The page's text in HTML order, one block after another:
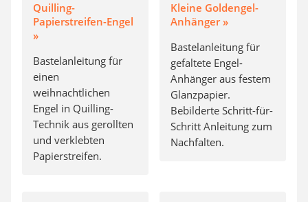
Quilling-
Papierstreifen-Engel
»
Bastelanleitung für
einen
weihnachtlichen
Engel in Quilling-
Technik aus gerollten
und verklebten
Papierstreifen.
Kleine Goldengel-
Anhänger »
Bastelanleitung für
gefaltete Engel-
Anhänger aus festem
Glanzpapier.
Bebilderte Schritt-für-
Schritt Anleitung zum
Nachfalten.